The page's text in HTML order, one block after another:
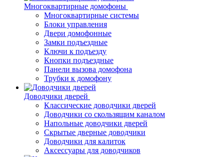
Многоквартирные домофоны
Многоквартирные системы
Блоки управления
Двери домофонные
Замки подъездные
Ключи к подъезду
Кнопки подъездные
Панели вызова домофона
Трубки к домофону
Доводчики дверей
Классические доводчики дверей
Доводчики со скользящим каналом
Напольные доводчики дверей
Скрытые дверные доводчики
Доводчики для калиток
Аксессуары для доводчиков